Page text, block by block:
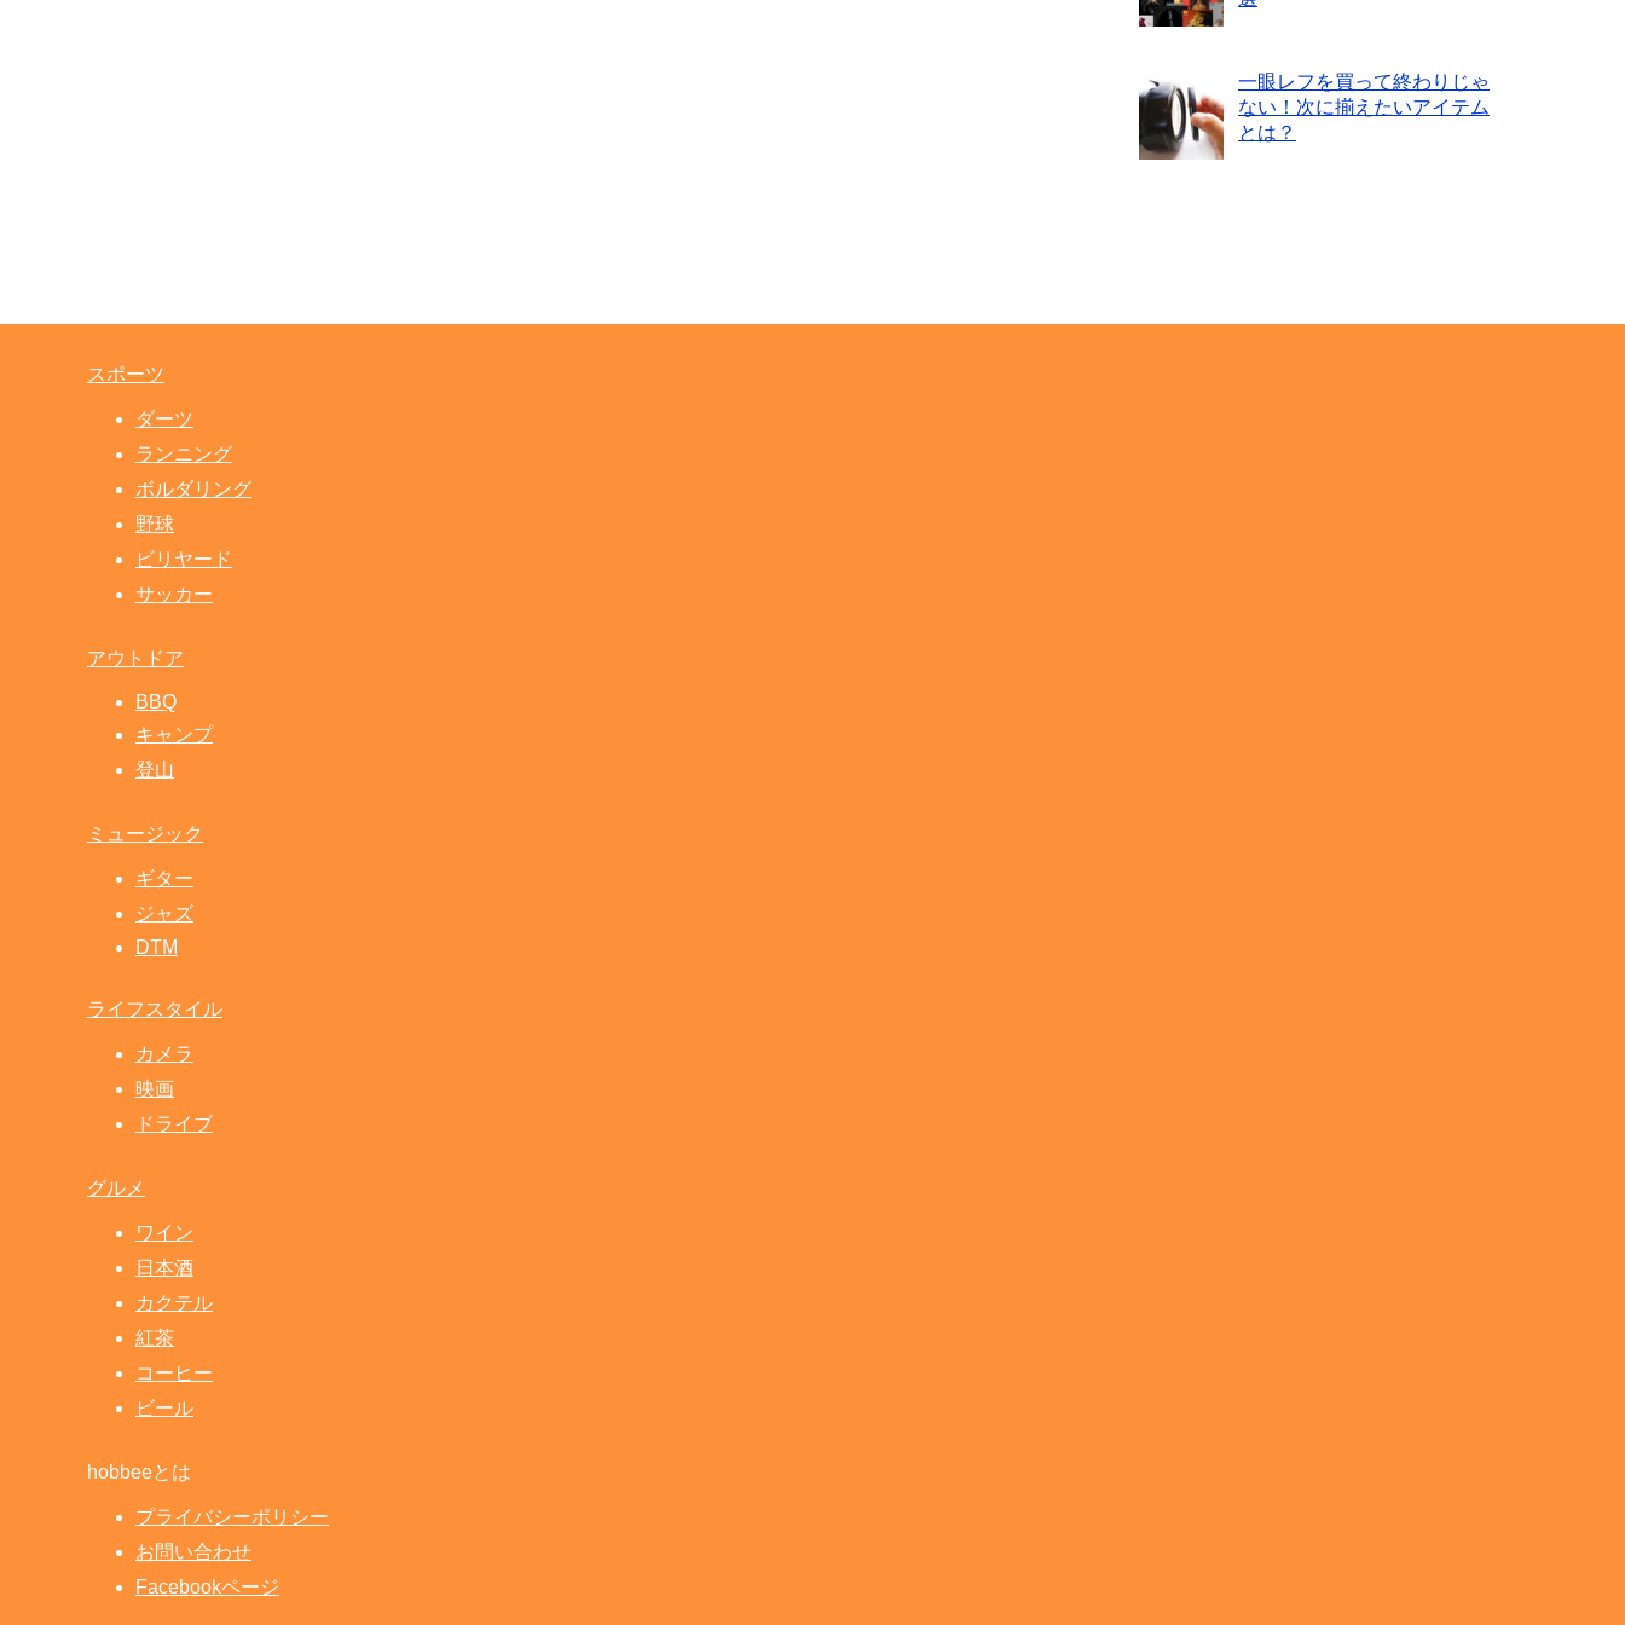
一眼レフを買って終わりじゃ
ない！次に揃えたいアイテム
とは？
スポーツ
ダーツ
ランニング
ボルダリング
野球
ビリヤード
サッカー
アウトドア
BBQ
キャンプ
登山
ミュージック
ギター
ジャズ
DTM
ライフスタイル
カメラ
映画
ドライブ
グルメ
ワイン
日本酒
カクテル
紅茶
コーヒー
ビール
hobbeeとは
プライバシーポリシー
お問い合わせ
Facebookページ